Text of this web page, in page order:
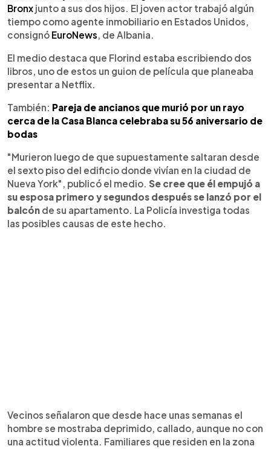
Bronx junto a sus dos hijos. El joven actor trabajó algún
tiempo como agente inmobiliario en Estados Unidos,
consignó EuroNews, de Albania.
El medio destaca que Florind estaba escribiendo dos
libros, uno de estos un guion de película que planeaba
presentar a Netflix.
También: Pareja de ancianos que murió por un rayo
cerca de la Casa Blanca celebraba su 56 aniversario de
bodas
"Murieron luego de que supuestamente saltaran desde
el sexto piso del edificio donde vivían en la ciudad de
Nueva York", publicó el medio. Se cree que él empujó a
su esposa primero y segundos después se lanzó por el
balcón de su apartamento. La Policía investiga todas
las posibles causas de este hecho.
Vecinos señalaron que desde hace unas semanas el
hombre se mostraba deprimido, callado, aunque no con
una actitud violenta. Familiares que residen en la zona